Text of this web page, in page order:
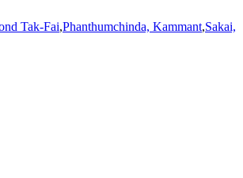
Tak-Fai,Phanthumchinda, Kammant,Sakai,